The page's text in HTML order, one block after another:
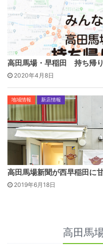
高田馬場・早稲田 持ち帰
2020年4月8日
地域情報 新店情報
高田馬場新聞が西早稲田に
2019年6月18日
高田馬